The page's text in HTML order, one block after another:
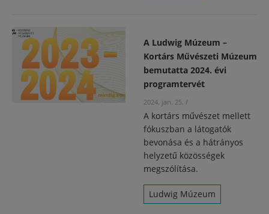
A Ludwig Múzeum –
Kortárs Művészeti Múzeum
bemutatta 2024. évi
programtervét
2024. jan. 25. /
A kortárs művészet mellett
fókuszban a látogatók
bevonása és a hátrányos
helyzetű közösségek
megszólítása.
Ludwig Múzeum